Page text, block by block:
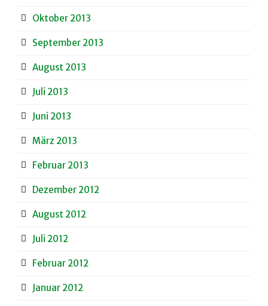
Oktober 2013
September 2013
August 2013
Juli 2013
Juni 2013
März 2013
Februar 2013
Dezember 2012
August 2012
Juli 2012
Februar 2012
Januar 2012